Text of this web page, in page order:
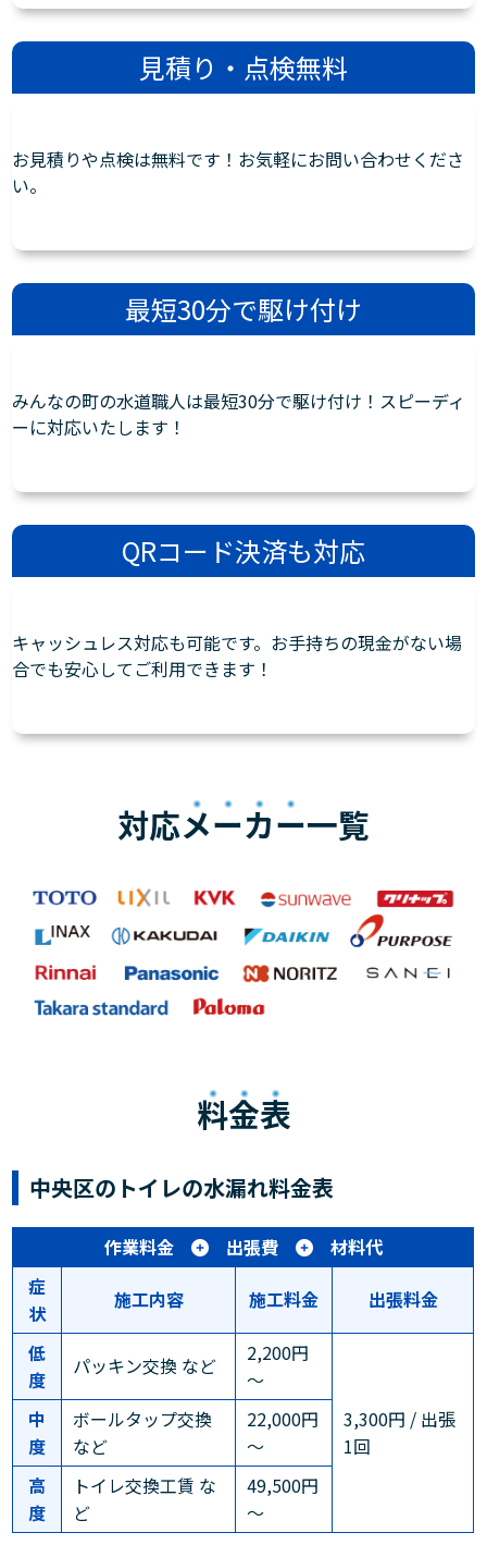
見積り・点検無料
お見積りや点検は無料です！お気軽にお問い合わせくださ
い。
最短30分で駆け付け
みんなの町の水道職人は最短30分で駆け付け！スピーディ
ーに対応いたします！
QRコード決済も対応
キャッシュレス対応も可能です。お手持ちの現金がない場
合でも安心してご利用できます！
対応メーカー一覧
料金表
中央区のトイレの水漏れ料金表
作業料金 出張費
材料代
症
状
施工内容 施工料金 出張料金
低
度
パッキン交換 など
2,200円
～
3,300円 / 出張
1回
中
度
ボールタップ交換
など
22,000円
～
高
度
トイレ交換工賃 な
ど
49,500円
～